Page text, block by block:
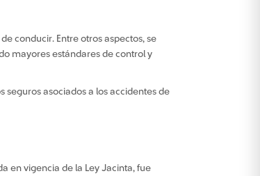
conducir. Entre otros aspectos, se
mayores estándares de control y
asociados a los accidentes de
en vigencia de la Ley Jacinta, fue